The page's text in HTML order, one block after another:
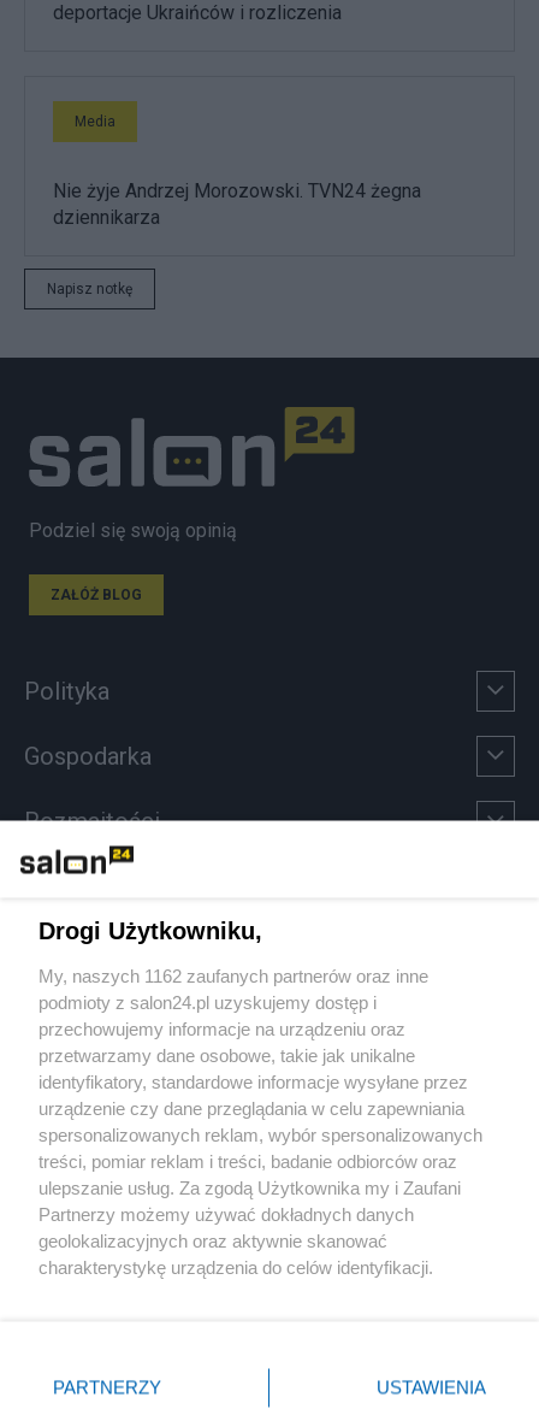
deportacje Ukraińców i rozliczenia
Media
Nie żyje Andrzej Morozowski. TVN24 żegna
dziennikarza
Napisz notkę
Podziel się swoją opinią
ZAŁÓŻ BLOG
Polityka
Gospodarka
Rozmaitości
Sport
Społeczeństwo
Kultura
X Facebook Instagram Youtube
Drogi Użytkowniku,
My, naszych 1162 zaufanych partnerów oraz inne
podmioty z salon24.pl uzyskujemy dostęp i
przechowujemy informacje na urządzeniu oraz
przetwarzamy dane osobowe, takie jak unikalne
identyfikatory, standardowe informacje wysyłane przez
urządzenie czy dane przeglądania w celu zapewniania
spersonalizowanych reklam, wybór spersonalizowanych
treści, pomiar reklam i treści, badanie odbiorców oraz
ulepszanie usług. Za zgodą Użytkownika my i Zaufani
Partnerzy możemy używać dokładnych danych
geolokalizacyjnych oraz aktywnie skanować
charakterystykę urządzenia do celów identyfikacji.
zmienić/wycofać klikając przycisk ustawień prywatności
znajdujący się w lewym dolnym rogu strony
PARTNERZY USTAWIENIA